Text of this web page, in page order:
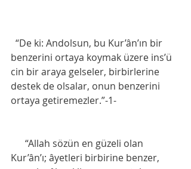
benzerini ortaya koymak üzere ins’ü
cin bir araya gelseler, birbirlerine
destek de olsalar, onun benzerini
ortaya getiremezler.”-1-
Kur’ân’ı; âyetleri birbirine benzer,